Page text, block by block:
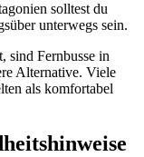
solltest du
unterwegs sein.
sind Fernbusse in
Alternative. Viele
als komfortabel